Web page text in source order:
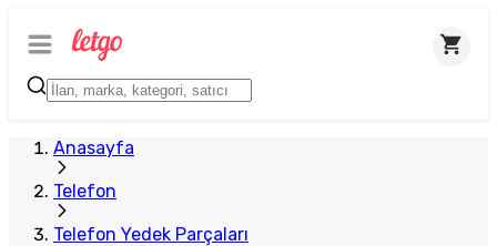
Anasayfa
Telefon
Telefon Yedek Parçaları